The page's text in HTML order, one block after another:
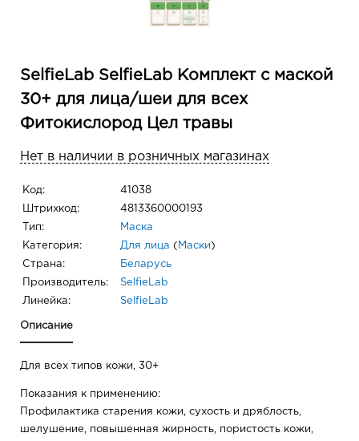
SelfieLab SelfieLab Комплект с маской
30+ для лица/шеи для всех
Фитокислород Цел травы
Нет в наличии в розничных магазинах
Код: 41038
Штрихкод: 4813360000193
Тип: Маска
Категория: Для лица ( Маски )
Страна: Беларусь
Производитель: SelfieLab
Линейка: SelfieLab
Описание
Для всех типов кожи, 30+
Показания к применению:
Профилактика старения кожи, сухость и дряблость,
шелушение, повышенная жирность, пористость кожи,